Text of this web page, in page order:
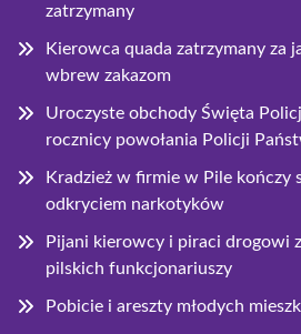
zatrzymany
Kierowca quada zatrzymany za
wbrew zakazom
Uroczyste obchody Święta
rocznicy powołania Policji
Kradzież w firmie w Pile kończy
odkryciem narkotyków
Pijani kierowcy i piraci drogowi
pilskich funkcjonariuszy
Pobicie i areszty młodych